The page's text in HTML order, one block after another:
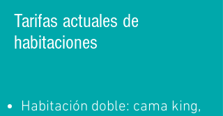
Tarifas actuales de
habitaciones
Habitación doble: cama king,